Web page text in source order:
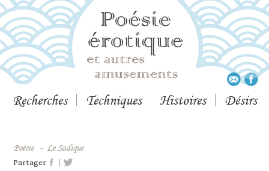
Recherches Techniques Histoires Désirs
Poésie – Le Sadique
Partager |